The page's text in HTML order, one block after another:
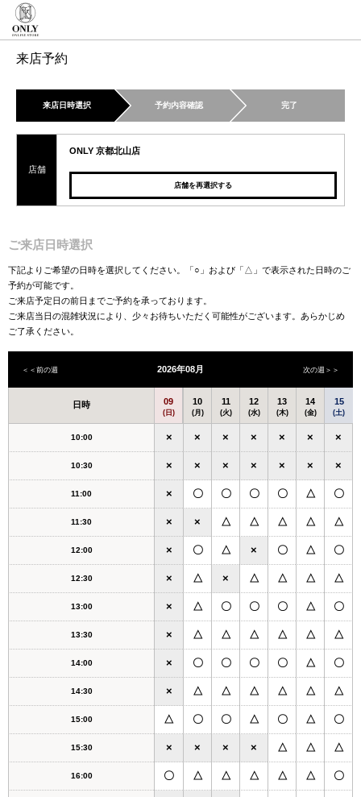
来店予約
来店日時選択 予約内容確認 完了
店舗
ONLY 京都北山店
店舗を再選択する
ご来店日時選択
下記よりご希望の日時を選択してください。「○」および「△」で表示された日時のご
予約が可能です。
ご来店予定日の前日までご予約を承っております。
ご来店当日の混雑状況により、少々お待ちいただく可能性がございます。あらかじめ
ご了承ください。
＜＜前の週 2026年08月 次の週＞＞
日時 09
(日)
10
(月)
11
(火)
12
(水)
13
(木)
14
(金)
15
(土)
10:00 × × × × × × ×
10:30 × × × × × × ×
11:00 × 〇 〇 〇 〇 △ 〇
11:30 × × △ △ △ △ △
12:00 × 〇 △ × 〇 △ 〇
12:30 × △ × △ △ △ △
13:00 × △ 〇 〇 〇 △ 〇
13:30 × △ △ △ △ △ △
14:00 × 〇 〇 〇 〇 △ 〇
14:30 × △ △ △ △ △ △
15:00 △ 〇 〇 △ 〇 △ 〇
15:30 × × × × △ △ △
16:00 〇 △ △ △ △ △ 〇